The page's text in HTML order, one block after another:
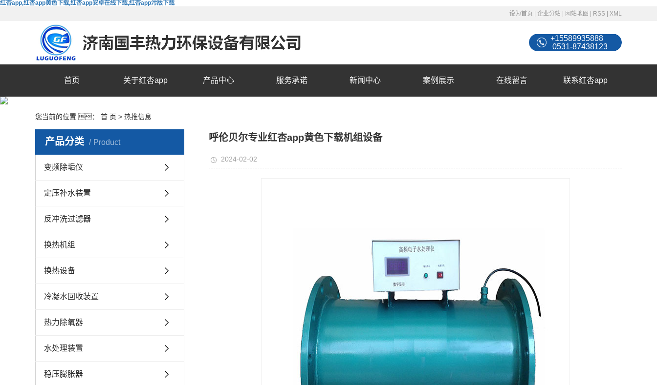
红杏app,红杏app黄色下载,红杏app安卓在线下载,红杏app污版下载
设为首页
企业分站 网站地图 RSS XML
+15589935888
0531-87438123
首页 关于红杏app 产品中心 服务承诺 新闻中心 案例展示 在线留言 联系红杏app
您当前的位置 ： 首 页 > 热推信息
产品分类 Product
变频除垢仪
定压补水装置
反冲洗过滤器
换热机组
换热设备
冷凝水回收装置
热力除氧器
水处理装置
稳压膨胀器
呼伦贝尔专业红杏app黄色下载机组设备
2024-02-02